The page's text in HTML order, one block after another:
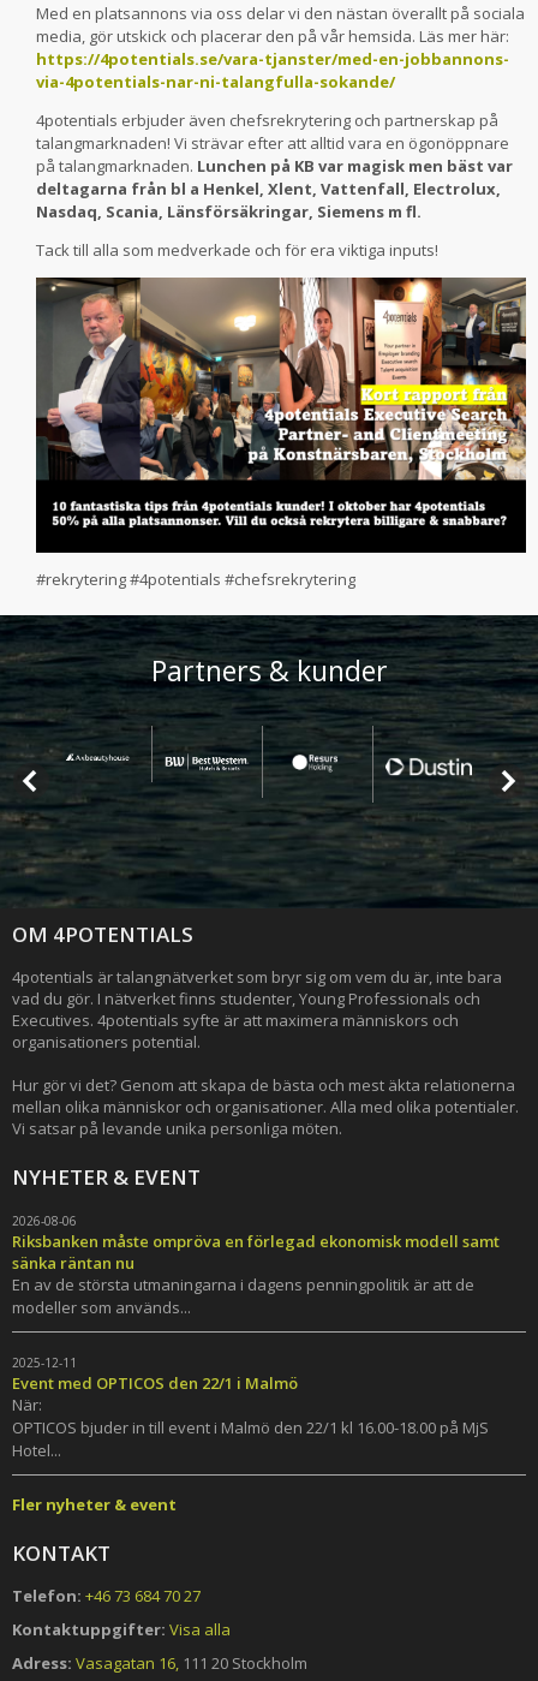
Med en platsannons via oss delar vi den nästan överallt på sociala
media, gör utskick och placerar den på vår hemsida. Läs mer här:
https://4potentials.se/vara-tjanster/med-en-jobbannons-
via-4potentials-nar-ni-talangfulla-sokande/
4potentials erbjuder även chefsrekrytering och partnerskap på
talangmarknaden! Vi strävar efter att alltid vara en ögonöppnare
på talangmarknaden. Lunchen på KB var magisk men bäst var
deltagarna från bl a Henkel, Xlent, Vattenfall, Electrolux,
Nasdaq, Scania, Länsförsäkringar, Siemens m fl.
Tack till alla som medverkade och för era viktiga inputs!
#rekrytering #4potentials #chefsrekrytering
Partners & kunder
OM 4POTENTIALS
4potentials är talangnätverket som bryr sig om vem du är, inte bara
vad du gör. I nätverket finns studenter, Young Professionals och
Executives. 4potentials syfte är att maximera människors och
organisationers potential.
Hur gör vi det? Genom att skapa de bästa och mest äkta relationerna
mellan olika människor och organisationer. Alla med olika potentialer.
Vi satsar på levande unika personliga möten.
NYHETER & EVENT
2026-08-06
Riksbanken måste ompröva en förlegad ekonomisk modell samt
sänka räntan nu
En av de största utmaningarna i dagens penningpolitik är att de
modeller som används...
2025-12-11
Event med OPTICOS den 22/1 i Malmö
När:
OPTICOS bjuder in till event i Malmö den 22/1 kl 16.00-18.00 på MjS
Hotel...
Fler nyheter & event
KONTAKT
Telefon: +46 73 684 70 27
Kontaktuppgifter: Visa alla
Adress: Vasagatan 16, 111 20 Stockholm